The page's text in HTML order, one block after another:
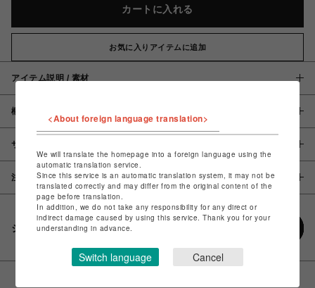
カートに入れる
お気に入りアイテムに追加
アイテム説明 / 素材
概要
サイズ
注意事項
シェアする
<About foreign language translation>
We will translate the homepage into a foreign language using the
automatic translation service.
Since this service is an automatic translation system, it may not be
translated correctly and may differ from the original content of the
page before translation.
In addition, we do not take any responsibility for any direct or
indirect damage caused by using this service. Thank you for your
understanding in advance.
Switch language Cancel